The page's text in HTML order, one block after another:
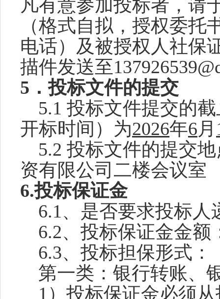
凡有意参加投标者，请
（格式自拟，授权委
电话）及被授权人社保
描件发送至
5．投标文件的提交
5.1 投标文件提交的
开标时间 ）为2026年6月
5.2投标文件的提交
资有限公司二楼会议室
6.投标保证金
6.1、是否要求投标
6.2、投标保证金金额
6.3、投标担保形式：
第一类：银行转账、
1）投标保证金必须